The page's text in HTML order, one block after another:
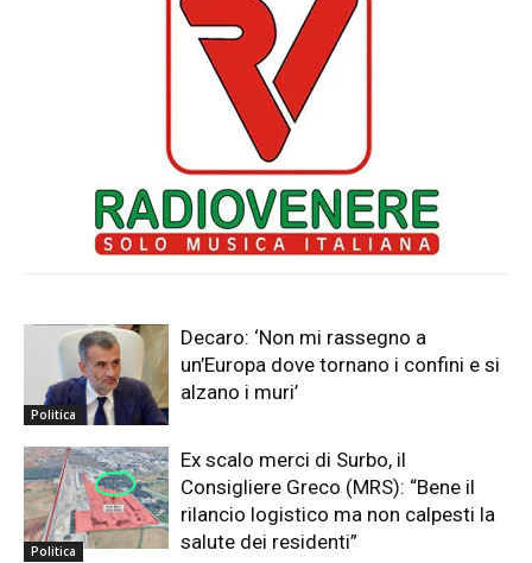
Politica
Decaro: ‘Non mi rassegno a
un’Europa dove tornano i confini e si
alzano i muri’
Politica
Ex scalo merci di Surbo, il
Consigliere Greco (MRS): “Bene il
rilancio logistico ma non calpesti la
salute dei residenti”